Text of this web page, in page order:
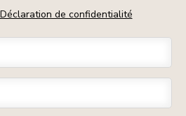
Déclaration de confidentialité